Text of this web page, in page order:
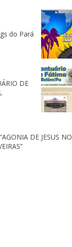
do Pará
DE
DE JESUS NO